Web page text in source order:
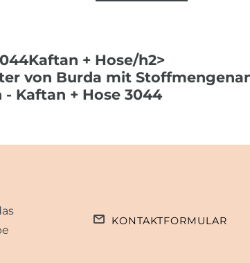
+ Hose/h2>
von Burda mit
Kaftan + Hose 3044
KONTAKTFORMULAR